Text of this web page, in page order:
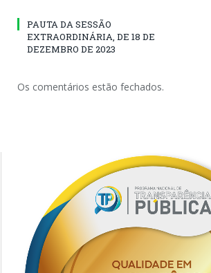
PAUTA DA SESSÃO
EXTRAORDINÁRIA, DE 18 DE
DEZEMBRO DE 2023
Os comentários estão fechados.